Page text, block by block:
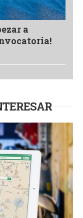
a